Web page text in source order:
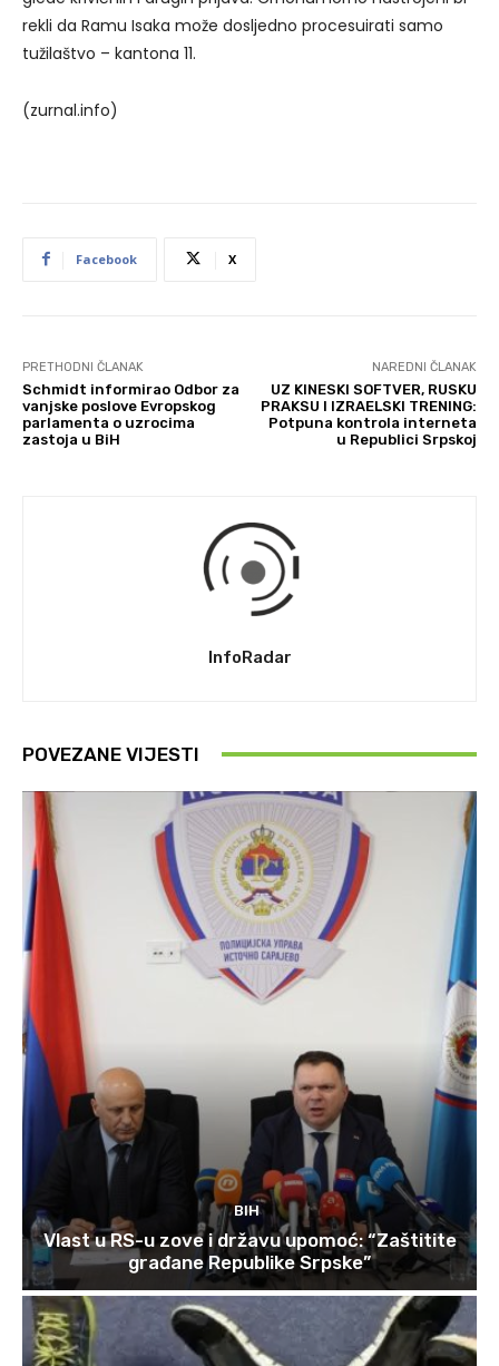
rekli da Ramu Isaka može dosljedno procesuirati samo
tužilaštvo – kantona 11.
(zurnal.info)
Facebook X
PRETHODNI ČLANAK
Schmidt informirao Odbor za
vanjske poslove Evropskog
parlamenta o uzrocima
zastoja u BiH
NAREDNI ČLANAK
UZ KINESKI SOFTVER, RUSKU
PRAKSU I IZRAELSKI TRENING:
Potpuna kontrola interneta
u Republici Srpskoj
InfoRadar
POVEZANE VIJESTI
BIH
Vlast u RS-u zove i državu upomoć: “Zaštitite
građane Republike Srpske”